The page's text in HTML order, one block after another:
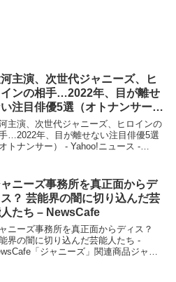
主演、次世代ジャニーズ、ヒ
インの相手…2022年、目が離せ
注目俳優5選（オトナンサー）
ニュース – Yahoo!ニュー
主演、次世代ジャニーズ、ヒロインの
…2022年、目が離せない注目俳優5選
オトナンサー） - Yahoo!ニュース -
年、目が離せない注...
ニーズ事務所を真正面からデ
ス？ 芸能界の闇に切り込んだ芸
たち – NewsCafe
ニーズ事務所を真正面からディス？
界の闇に切り込んだ芸能人たち -
「ジャニーズ」関連商品ジャニ